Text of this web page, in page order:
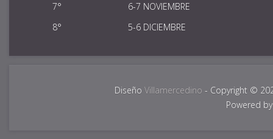
7°
6-7 NOVIEMBRE
8°
5-6 DICIEMBRE
Diseño Villamercedino - Copyright ©
Powered